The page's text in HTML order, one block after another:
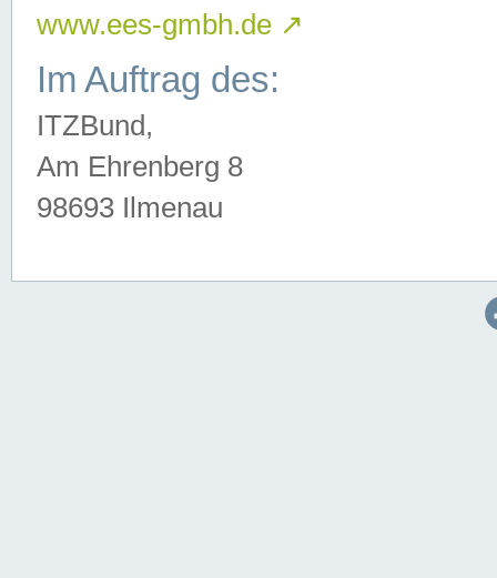
www.ees-gmbh.de ↗
Im Auftrag des:
ITZBund,
Am Ehrenberg 8
98693 Ilmenau